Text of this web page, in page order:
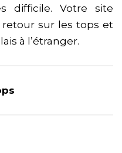
difficile. Votre site
sur les tops et
à l’étranger.